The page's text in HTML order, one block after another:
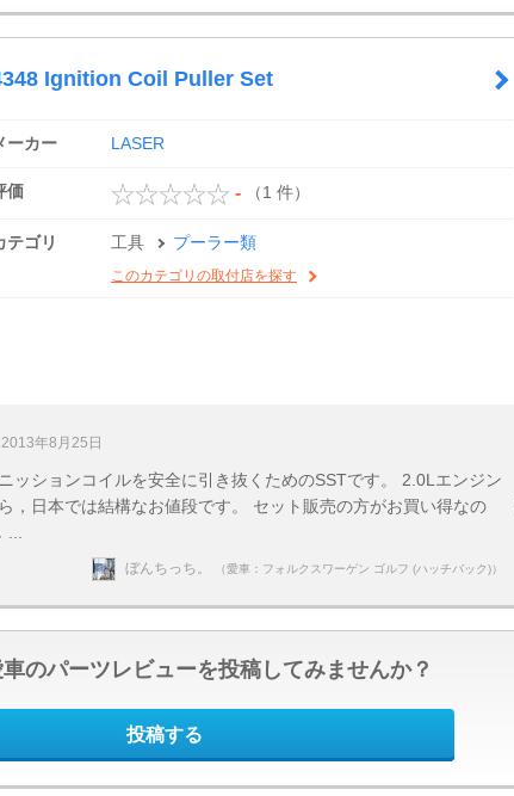
Ignition Coil Puller Set
ーカー LASER
価 - （1 件）
テゴリ 工具 プーラー類
このカテゴリの取付店を探す
2013年8月25日
ッションコイルを安全に引き抜くためのSSTです。 2.0Lエンジン
，日本では結構なお値段です。 セット販売の方がお買い得なの
...
ぼんちっち。 （愛車：フォルクスワーゲン ゴルフ (ハッチバック)）
のパーツレビューを投稿してみませんか？
投稿する